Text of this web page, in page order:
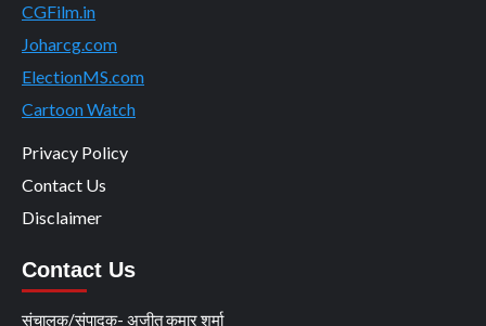
CGFilm.in
Joharcg.com
ElectionMS.com
Cartoon Watch
Privacy Policy
Contact Us
Disclaimer
Contact Us
संचालक/संपादक- अजीत कुमार शर्मा